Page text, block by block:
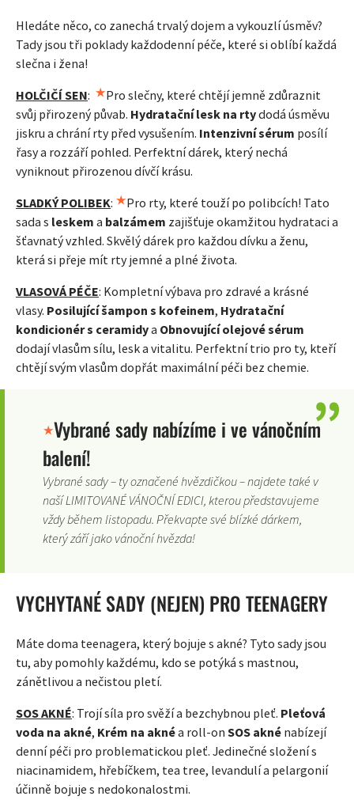
Hledáte něco, co zanechá trvalý dojem a vykouzlí úsměv?
Tady jsou tři poklady každodenní péče, které si oblíbí každá
slečna i žena!
HOLČIČÍ SEN:
Pro slečny, které chtějí jemně zdůraznit
svůj přirozený půvab. Hydratační lesk na rtydodá úsměvu
jiskru a chrání rty před vysušením. Intenzivní sérum posílí
řasy a rozzáří pohled. Perfektní dárek, který nechá
vyniknout přirozenou dívčí krásu.
SLADKÝ POLIBEK:
Pro rty, které touží po polibcích! Tato
sada s leskem a balzámem zajišťuje okamžitou hydrataci a
šťavnatý vzhled. Skvělý dárek pro každou dívku a ženu,
která si přeje mít rty jemné a plné života.
VLASOVÁ PÉČE: Kompletní výbava pro zdravé a krásné
vlasy. Posilující šampon s kofeinem, Hydratační
kondicionér s ceramidya Obnovující olejové sérum
dodají vlasům sílu, lesk a vitalitu. Perfektní trio pro ty, kteří
chtějí svým vlasům dopřát maximální péči bez chemie.
Vybrané sady nabízíme i ve vánočním
balení!
Vybrané sady – ty označené hvězdičkou – najdete také v
naší LIMITOVANÉ VÁNOČNÍ EDICI, kterou představujeme
vždy během listopadu. Překvapte své blízké dárkem,
který září jako vánoční hvězda!
VYCHYTANÉ SADY (NEJEN) PRO TEENAGERY
Máte doma teenagera, který bojuje s akné? Tyto sady jsou
tu, aby pomohly každému, kdo se potýká s mastnou,
zánětlivou a nečistou pletí.
SOS AKNÉ: Trojí síla pro svěží a bezchybnou pleť. Pleťová
voda na akné, Krém na aknéa roll-on SOS akné nabízejí
denní péči pro problematickou pleť. Jedinečné složení s
niacinamidem, hřebíčkem, tea tree, levandulí a pelargonií
účinně bojuje s nedokonalostmi.